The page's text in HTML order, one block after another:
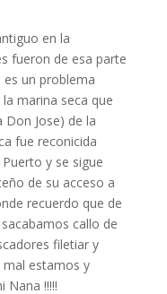
en la
fueron de esa parte
es un problema
marina seca que
Jose) de la
fue reconicida
y se sigue
de su acceso a
recuerdo que de
callo de
filetiar y
estamos y
Nana !!!!!